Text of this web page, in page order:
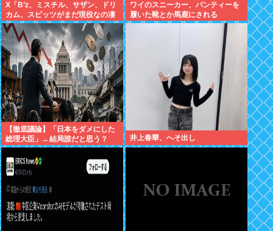
X「B’z、ミスチル、サザン、ドリ
カム、スピッツがまだ現役なの凄
いよな。今の歌手が30年後にやれ
てるだろうか？」
ワイのスニーカー、パンティーを
履いた靴とか馬鹿にされる
【徹底議論】「日本をダメにした
総理大臣」←結局誰だと思う？
井上春華、へそ出し